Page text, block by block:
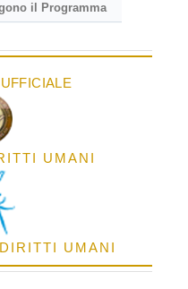
il Programma
UMANI
UMANI